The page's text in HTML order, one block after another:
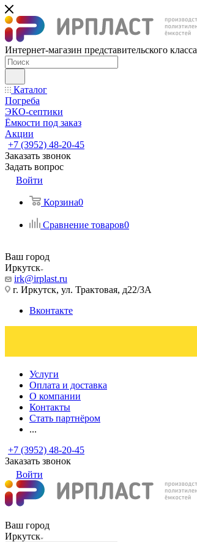
Интернет-магазин представительского класса
Каталог
Погреба
ЭКО-септики
Ёмкости под заказ
Акции
+7 (3952) 48-20-45
Заказать звонок
Задать вопрос
Войти
Корзина0
Сравнение товаров0
Ваш город
Иркутск
irk@irplast.ru
г. Иркутск, ул. Трактовая, д22/3А
Вконтакте
Услуги
Оплата и доставка
О компании
Контакты
Стать партнёром
...
+7 (3952) 48-20-45
Заказать звонок
Войти
Ваш город
Иркутск